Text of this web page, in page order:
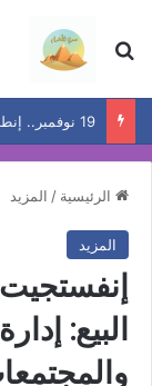
بحث عن
الرئيسية / المزيد
المزيد
البيع: